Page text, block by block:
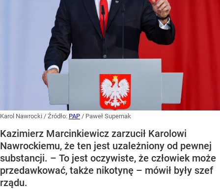
Karol Nawrocki / Źródło: PAP / Paweł Supernak
Kazimierz Marcinkiewicz zarzucił Karolowi
Nawrockiemu, że ten jest uzależniony od pewnej
substancji. – To jest oczywiste, że człowiek może
przedawkować, także nikotynę – mówił były szef
rządu.